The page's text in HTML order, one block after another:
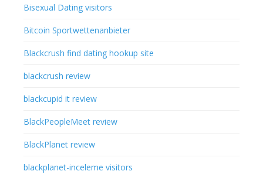
Bisexual Dating visitors
Bitcoin Sportwettenanbieter
Blackcrush find dating hookup site
blackcrush review
blackcupid it review
BlackPeopleMeet review
BlackPlanet review
blackplanet-inceleme visitors